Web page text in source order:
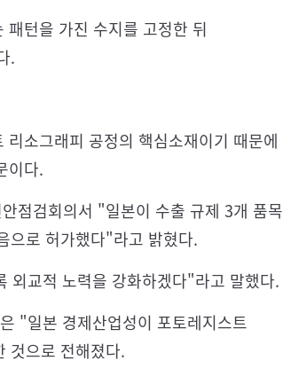
턴을 가진 수지를 고정한 뒤
.
소그래피 공정의 핵심소재이기 때문에
이다.
점검회의서 "일본이 수출 규제 3개 품목
으로 허가했다"라고 밝혔다.
외교적 노력을 강화하겠다"라고 말했다.
"일본 경제산업성이 포토레지스트
것으로 전해졌다.